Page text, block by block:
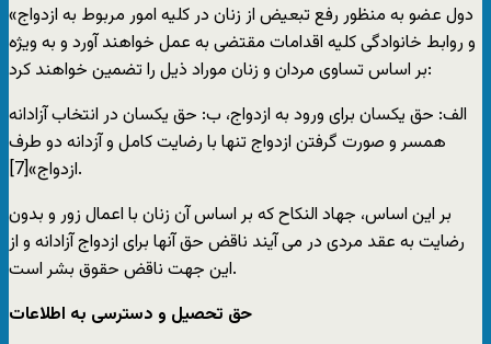
«دول عضو به منظور رفع تبعیض از زنان در کلیه امور مربوط به ازدواج
و روابط خانوادگی کلیه اقدامات مقتضی به عمل خواهند آورد و به ویژه
بر اساس تساوی مردان و زنان موراد ذیل را تضمین خواهند کرد:
الف: حق یکسان برای ورود به ازدواج، ب: حق یکسان در انتخاب آزادانه
همسر و صورت گرفتن ازدواج تنها با رضایت کامل و آزدانه دو طرف
ازدواج»[7].
بر این اساس، جهاد النکاح که بر اساس آن زنان با اعمال زور و بدون
رضایت به عقد مردی در می آیند ناقض حق آنها برای ازدواج آزادانه و از
این جهت ناقض حقوق بشر است.
حق تحصیل و دسترسی به اطلاعات